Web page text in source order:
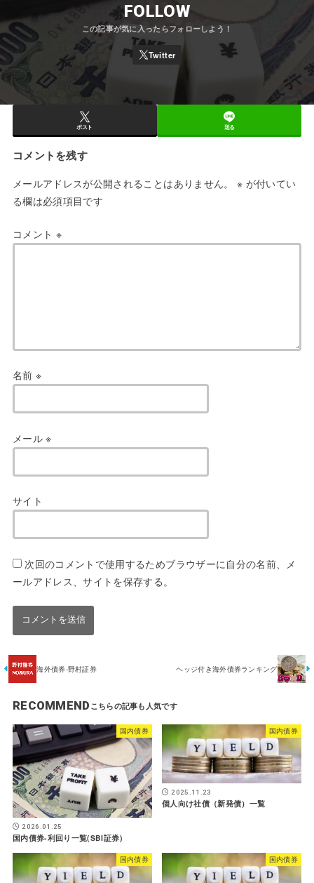
FOLLOW
ポスト 送る
コメントを残す
メールアドレスが公開されることはありません。 ※ が付いてい
る欄は必須項目です
コメント ※
名前 ※
メール※
サイト
次回のコメントで使用するためブラウザーに自分の名前、メ
ールアドレス、サイトを保存する。
海外債券-野村証券 ヘッジ付き海外債券ランキング
RECOMMEND
国内債券
2026.01.25
国内債券-利回り一覧(SBI証券)
国内債券
2025.11.23
個人向け社債（新発債）一覧
国内債券 国内債券